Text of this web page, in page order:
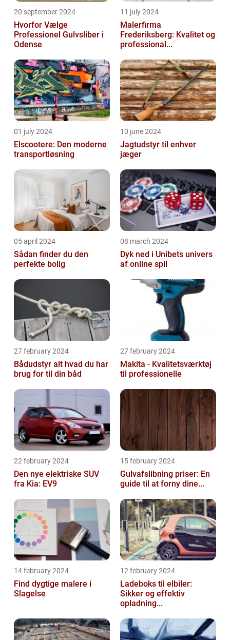
20 september 2024
Hvorfor Vælge
Professionel Gulvsliber i
Odense
11 july 2024
Malerfirma
Frederiksberg: Kvalitet og
professional...
01 july 2024
Elscootere: Den moderne
transportløsning
10 june 2024
Jagtudstyr til enhver
jæger
05 april 2024
Sådan finder du den
perfekte bolig
08 march 2024
Dyk ned i Unibets univers
af online spil
27 february 2024
Bådudstyr alt hvad du har
brug for til din båd
27 february 2024
Makita - Kvalitetsværktøj
til professionelle
22 february 2024
Den nye elektriske SUV
fra Kia: EV9
15 february 2024
Gulvafslibning priser: En
guide til at forny dine...
14 february 2024
Find dygtige malere i
Slagelse
12 february 2024
Ladeboks til elbiler:
Sikker og effektiv
opladning...